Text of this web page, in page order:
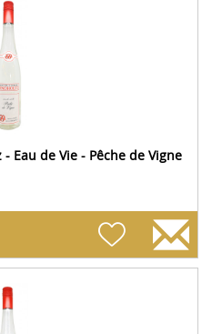
Eau de Vie - Pêche de Vigne